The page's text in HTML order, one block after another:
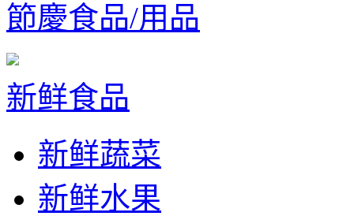
節慶食品/用品
新鲜食品
新鲜蔬菜
新鲜水果